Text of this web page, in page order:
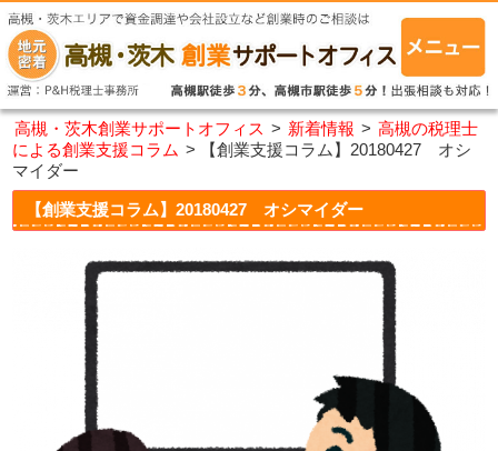
高槻・茨木創業サポートオフィス > 新着情報 > 高槻の税理士
による創業支援コラム >
【創業支援コラム】20180427 オシ
マイダー
【創業支援コラム】20180427 オシマイダー